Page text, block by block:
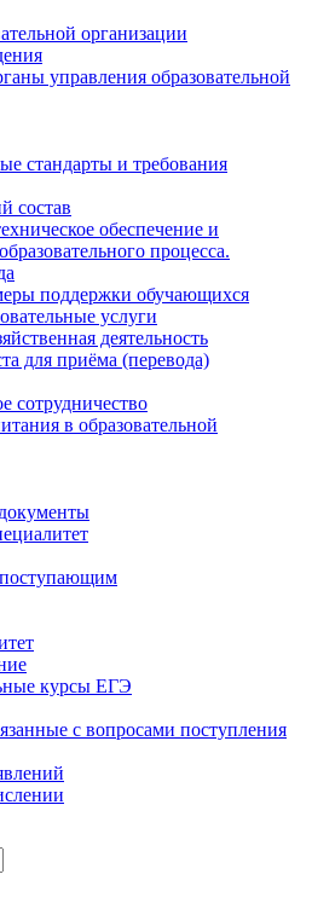
организации
управления образовательной
стандарты и требования
состав
обеспечение и
процесса.
поддержки обучающихся
услуги
деятельность
для приёма (перевода)
сотрудничество
в образовательной
курсы ЕГЭ
с вопросами поступления